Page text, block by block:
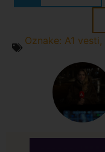
Oznake: A1 vesti,